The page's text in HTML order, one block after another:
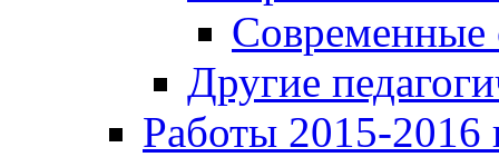
Современные
Другие
Работы 2015-2016